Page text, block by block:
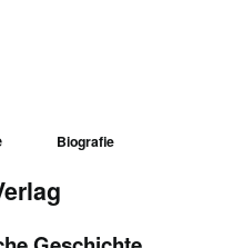
Biografie